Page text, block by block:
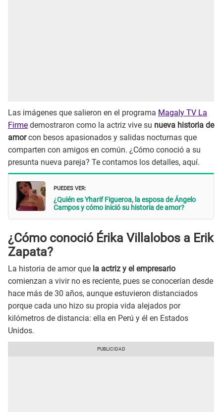
Las imágenes que salieron en el programa Magaly TV La
Firme demostraron como la actriz vive su nueva historia de
amorcon besos apasionados y salidas nocturnas que
comparten con amigos en común. ¿Cómo conoció a su
presunta nueva pareja? Te contamos los detalles, aquí.
PUEDES VER:
¿Quién es Yharif Figueroa, la esposa de Ángelo
Campos y cómo inició su historia de amor?
¿Cómo conoció Érika Villalobos a Erik
Zapata?
La historia de amor que la actriz y el empresario
comienzan a vivir no es reciente, pues se conocerían desde
hace más de 30 años, aunque estuvieron distanciados
porque cada uno hizo su propia vida alejados por
kilómetros de distancia: ella en Perú y él en Estados
Unidos.